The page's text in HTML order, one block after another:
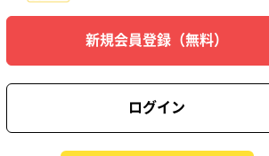
新規会員登録 （無料）
ログイン